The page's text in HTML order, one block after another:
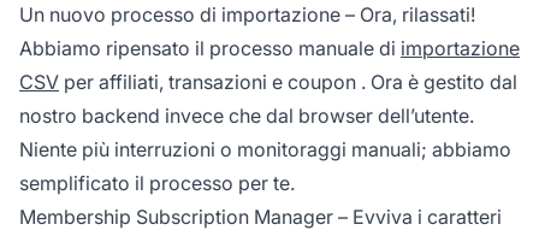
Un nuovo processo di importazione – Ora, rilassati!
Abbiamo ripensato il processo manuale di importazione
CSV per affiliati, transazioni e coupon . Ora è gestito dal
nostro backend invece che dal browser dell’utente.
Niente più interruzioni o monitoraggi manuali; abbiamo
semplificato il processo per te.
Membership Subscription Manager – Evviva i caratteri